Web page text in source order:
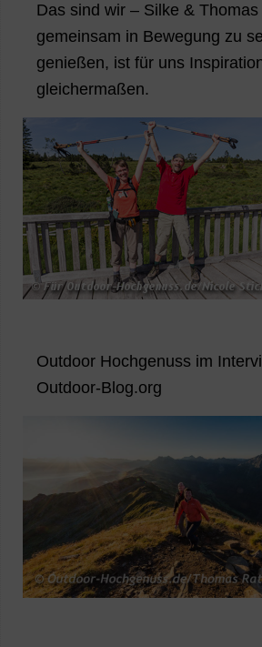
Das sind wir – Silke &
gemeinsam in Bewegung zu
genießen, ist für uns
gleichermaßen.
Outdoor Hochgenuss im
Outdoor-Blog.org